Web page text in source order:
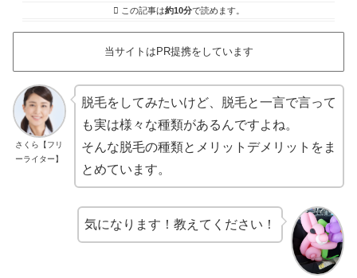
この記事は約10分で読めます。
当サイトはPR提携をしています
さくら【フリ
ーライター】
脱毛をしてみたいけど、脱毛と一言で言って
も実は様々な種類があるんですよね。
そんな脱毛の種類とメリットデメリットをま
とめています。
気になります！教えてください！